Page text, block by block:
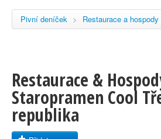
Pivní deníček > Restaurace a hospody
Restaurace &
Staropramen Cool
republika